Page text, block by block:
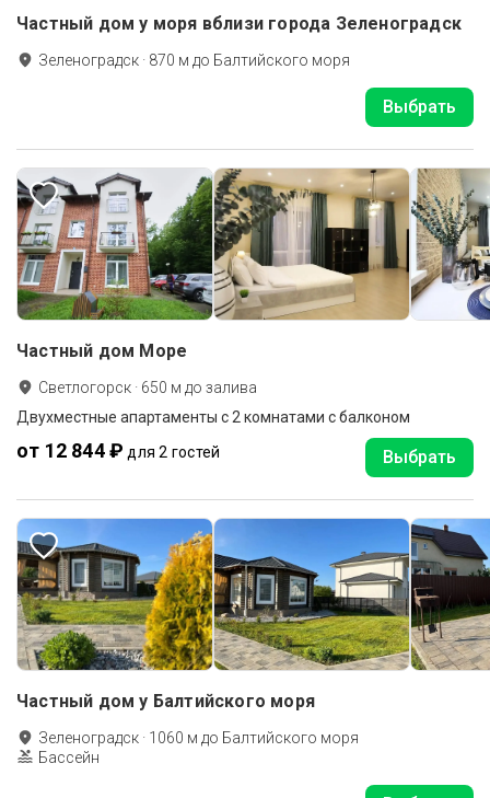
Частный дом у моря вблизи города Зеленоградск
Зеленоградск · 870 м до Балтийского моря
Выбрать
Частный дом Море
Светлогорск · 650 м до залива
Двухместные апартаменты с 2 комнатами с балконом
от 12 844 ₽ для 2 гостей Выбрать
Частный дом у Балтийского моря
Зеленоградск · 1060 м до Балтийского моря
Бассейн